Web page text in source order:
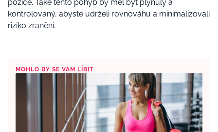
pozice. Také tento pohyb by měl být plynulý a
kontrolovaný, abyste udrželi rovnováhu a minimalizovali
riziko zranění.
MOHLO BY SE VÁM LÍBIT